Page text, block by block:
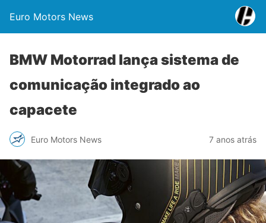
Euro Motors News
BMW Motorrad lança sistema de
comunicação integrado ao
capacete
Euro Motors News 7 anos atrás